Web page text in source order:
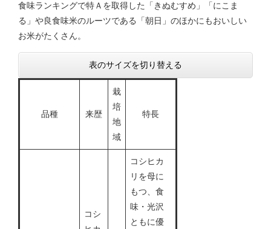
食味ランキングで特Ａを取得した「きぬむすめ」「にこま
る」や良食味米のルーツである「朝日」のほかにもおいしい
お米がたくさん。
表のサイズを切り替える
品種 来歴
栽
培
地
域
特長
コシ
コシヒカ
リを母に
もつ、食
味・光沢
ともに優